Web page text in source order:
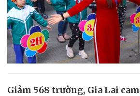
Giảm 568 trường, Gia Lai